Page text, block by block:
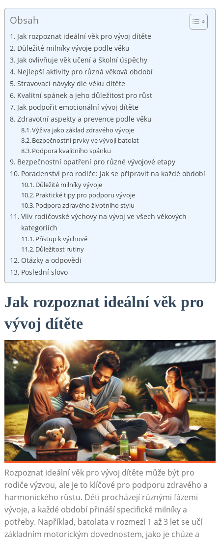
Obsah
Jak rozpoznat ideální věk pro vývoj dítěte
Důležité milníky vývoje podle věku
Jak ovlivňuje věk učení a školní úspěchy
Nejlepší aktivity pro různá věková období
Stravovací návyky dle věku dítěte
Kvalitní spánek a jeho důležitost pro růst
Jak podpořit emocionální vývoj dítěte
Zdravotní aspekty a prevence podle věku
Výživa jako základ zdravého vývoje
Bezpečnostní prvky ve vývoji batolat
Podpora kvalitního spánku
Bezpečnostní opatření pro různé vývojové etapy
Poradenství pro rodiče: Jak se připravit na každé období
Důležité milníky vývoje
Praktické tipy pro podporu vývoje
Podpora zdravého životního stylu
Vliv rodičovské výchovy na vývoj ve všech věkových
kategoriích
Přístup k výchově
Důležitost rutiny
Otázky a odpovědi
Poslední slovo
Jak rozpoznat ideální věk pro
vývoj dítěte
Rozpoznat ideální věk pro vývoj dítěte může být pro
rodiče výzvou, ale je to klíčové pro podporu zdravého a
harmonického růstu. Děti procházejí různými fázemi
vývoje, a každé období přináší specifické milníky a
potřeby. Například, batolata v rozmezí 1 až 3 let se učí
základním motorickým dovednostem, jako je chůze a